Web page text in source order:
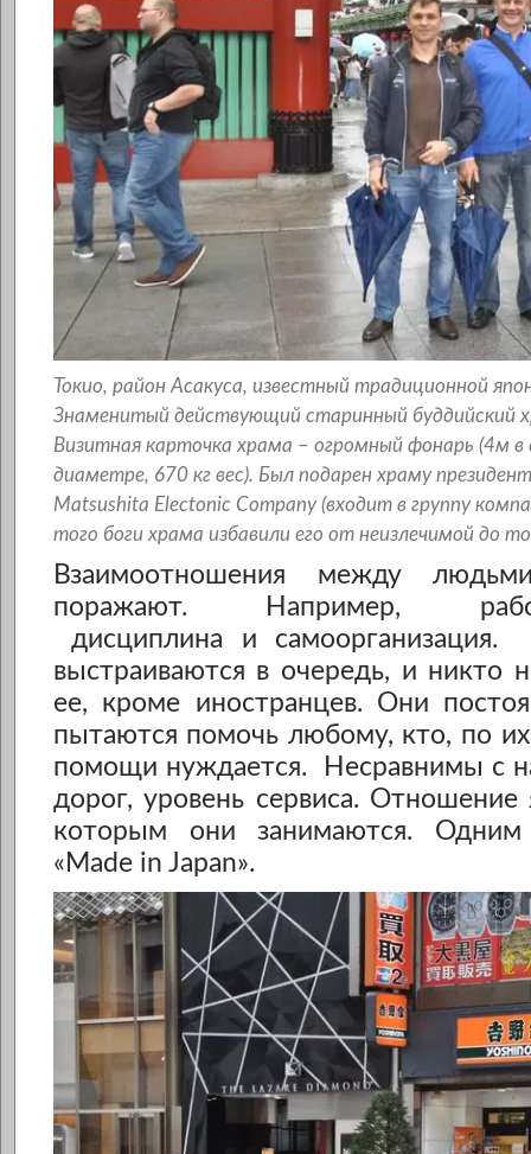
Токио, район Асакуса, известный традиционной
Знаменитый действующий старинный буддийский
Визитная карточка храма – огромный фонарь (4м
диаметре, 670 кг вес). Был подарен храму
Matsushita Electonic Company (входит в группу
того боги храма избавили его от неизлечимой до
Взаимоотношения между
поражают. Например,
дисциплина и самоорганизация.
выстраиваются в очередь, и никто
ее, кроме иностранцев. Они
пытаются помочь любому, кто, по
помощи нуждается. Несравнимы с
дорог, уровень сервиса. Отношение
которым они занимаются.
«Мade in Japan».